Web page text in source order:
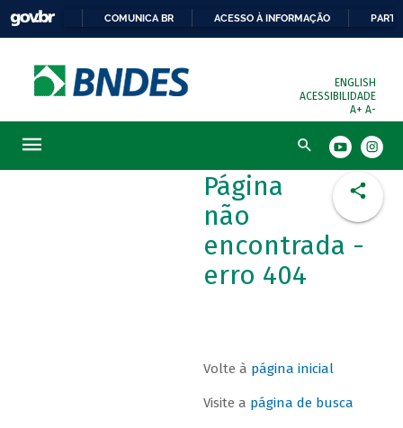
COMUNICA BR ACESSO À INFORMAÇÃO
ENGLISH
ACESSIBILIDADE
A+ A-
Busca
Página
não
encontrada -
erro 404
Volte à página inicial
Visite a página de busca